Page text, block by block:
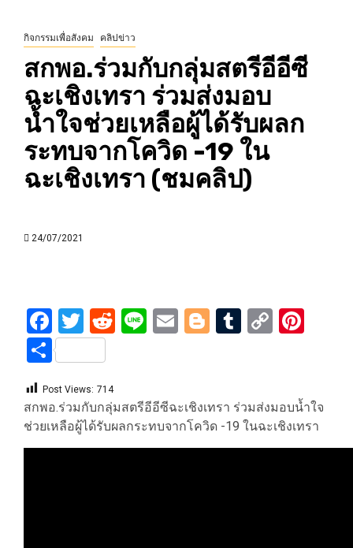
กิจกรรมเพื่อสังคม คลิปข่าว
สกพอ.ร่วมกับกลุ่มสตรีอีอีซี
ฉะเชิงเทรา ร่วมส่งมอบ
น้ำใจช่วยเหลือผู้ได้รับผลก
ระทบจากโควิด -19 ใน
ฉะเชิงเทรา (ชมคลิป)
24/07/2021
Facebook
Twitter
Reddit
LineEmailBlogger
Tumblr
Copy
Share
Post Views: 714
สกพอ.ร่วมกับกลุ่มสตรีอีอีซีฉะเชิงเทรา ร่วมส่งมอบน้ำใจ
ช่วยเหลือผู้ได้รับผลกระทบจากโควิด -19 ในฉะเชิงเทรา